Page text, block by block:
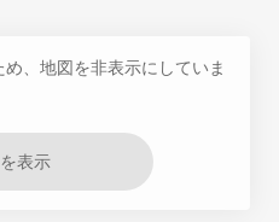
、地図を非表示にしていま
表示